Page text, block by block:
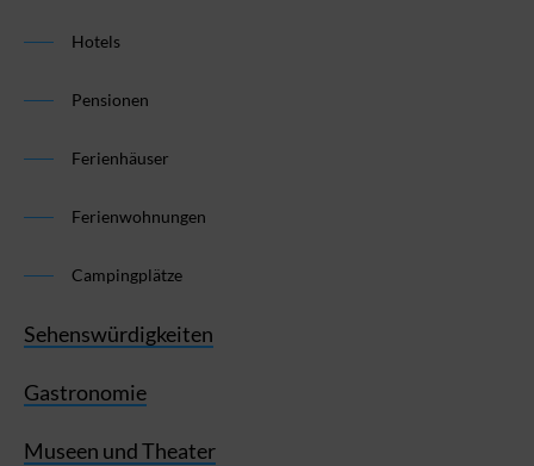
Hotels
Pensionen
Ferienhäuser
Ferienwohnungen
Campingplätze
Sehenswürdigkeiten
Gastronomie
Museen und Theater